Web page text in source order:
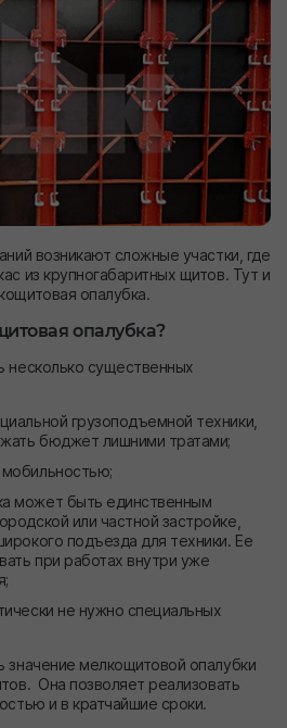
возникают сложные участки, где
из крупногабаритных щитов. Тут и
опалубка.
опалубка?
несколько существенных
грузоподъемной техники,
бюджет лишними тратами;
может быть единственным
или частной застройке,
подъезда для техники. Ее
при работах внутри уже
не нужно специальных
значение мелкощитовой опалубки
Она позволяет реализовать
и в кратчайшие сроки.